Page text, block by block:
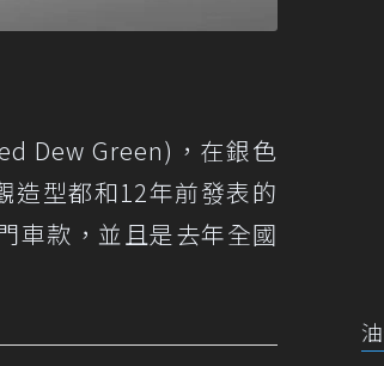
Dew Green)，在銀色
造型都和12年前發表的
車款，並且是去年全國